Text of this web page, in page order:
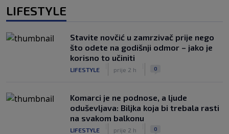
LIFESTYLE
Stavite novčić u zamrzivač prije nego
što odete na godišnji odmor – jako je
korisno to učiniti
LIFESTYLE prije 2 h 0
Komarci je ne podnose, a ljude
oduševljava: Biljka koja bi trebala rasti
na svakom balkonu
LIFESTYLE prije 2 h 0